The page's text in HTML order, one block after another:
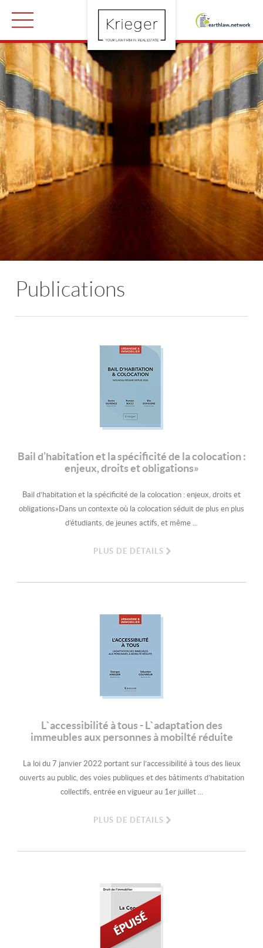
Publications
Bail d’habitation et la spécificité de la colocation :
enjeux, droits et obligations»
Bail d’habitation et la spécificité de la colocation : enjeux, droits et
obligations»Dans un contexte où la colocation séduit de plus en plus
d’étudiants, de jeunes actifs, et même ...
PLUS DE DÉTAILS
L`accessibilité à tous - L`adaptation des
immeubles aux personnes à mobilté réduite
La loi du 7 janvier 2022 portant sur l’accessibilité à tous des lieux
ouverts au public, des voies publiques et des bâtiments d’habitation
collectifs, entrée en vigueur au 1er juillet ...
PLUS DE DÉTAILS